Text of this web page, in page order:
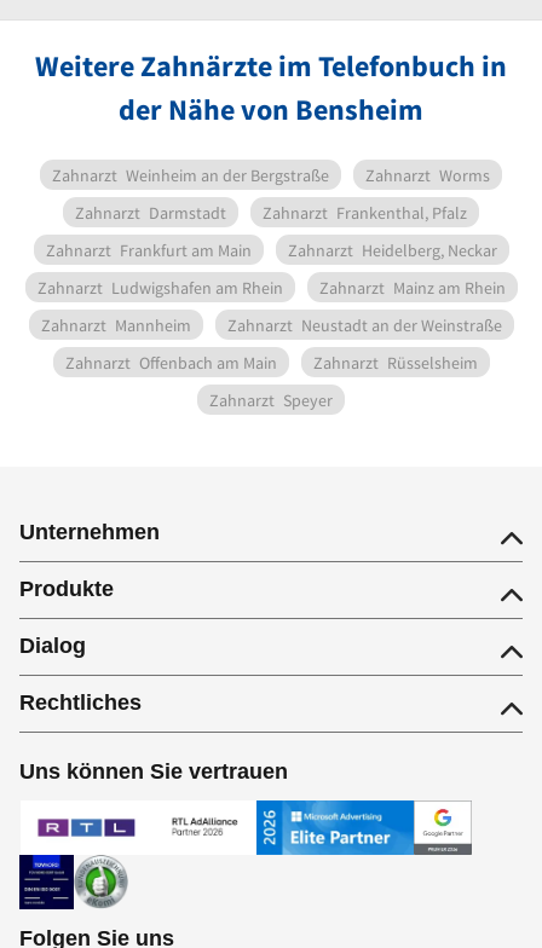
Weitere Zahnärzte im Telefonbuch in
der Nähe von Bensheim
Zahnarzt Weinheim an der Bergstraße Zahnarzt Worms
Zahnarzt Darmstadt Zahnarzt Frankenthal, Pfalz
Zahnarzt Frankfurt am Main Zahnarzt Heidelberg, Neckar
Zahnarzt Ludwigshafen am Rhein Zahnarzt Mainz am Rhein
Zahnarzt Mannheim Zahnarzt Neustadt an der Weinstraße
Zahnarzt Offenbach am Main Zahnarzt Rüsselsheim
Zahnarzt Speyer
Unternehmen
Produkte
Dialog
Rechtliches
Uns können Sie vertrauen
Folgen Sie uns